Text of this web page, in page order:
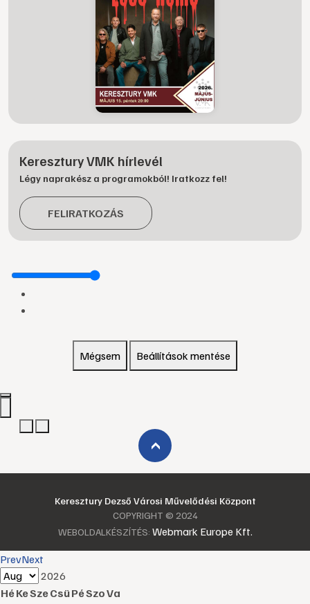
Keresztury VMK hírlevél
Légy naprakész a programokból! Iratkozz fel!
FELIRATKOZÁS
Mégsem Beállítások mentése
›
Keresztury Dezső Városi Művelődési Központ
COPYRIGHT © 2024
WEBOLDALKÉSZÍTÉS: Webmark Europe Kft.
PrevNext
2026
HéKeSzeCsüPéSzoVa